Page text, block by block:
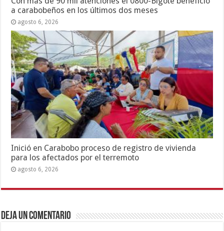
a carabobeños en los últimos dos meses
agosto 6, 2026
Inició en Carabobo proceso de registro de vivienda
para los afectados por el terremoto
agosto 6, 2026
Deja un comentario